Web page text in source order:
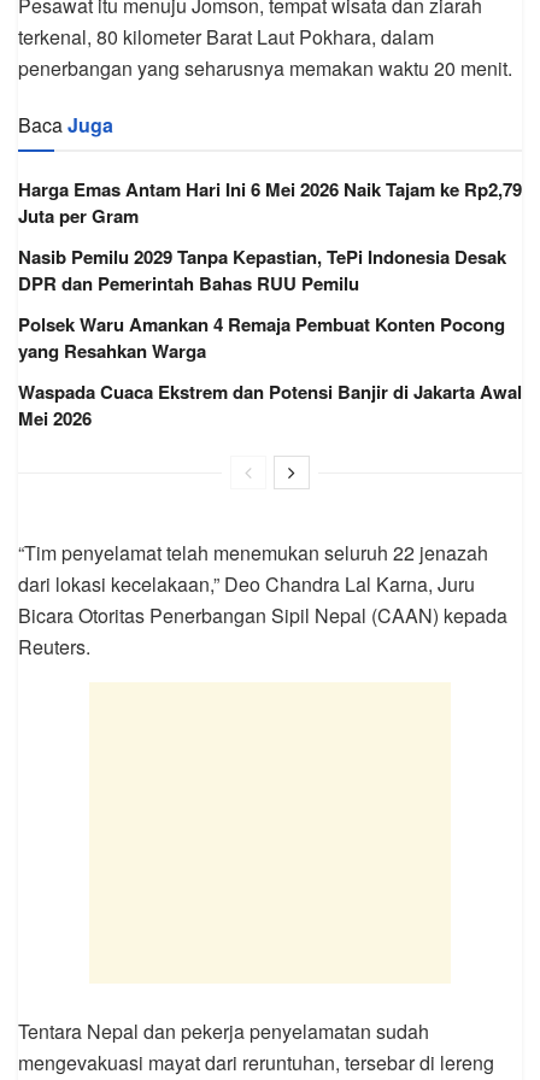
Pesawat itu menuju Jomson, tempat wisata dan ziarah
terkenal, 80 kilometer Barat Laut Pokhara, dalam
penerbangan yang seharusnya memakan waktu 20 menit.
BacaJuga
Harga Emas Antam Hari Ini 6 Mei 2026 Naik Tajam ke Rp2,79
Juta per Gram
Nasib Pemilu 2029 Tanpa Kepastian, TePi Indonesia Desak
DPR dan Pemerintah Bahas RUU Pemilu
Polsek Waru Amankan 4 Remaja Pembuat Konten Pocong
yang Resahkan Warga
Waspada Cuaca Ekstrem dan Potensi Banjir di Jakarta Awal
Mei 2026
“Tim penyelamat telah menemukan seluruh 22 jenazah
dari lokasi kecelakaan,” Deo Chandra Lal Karna, Juru
Bicara Otoritas Penerbangan Sipil Nepal (CAAN) kepada
Reuters.
Tentara Nepal dan pekerja penyelamatan sudah
mengevakuasi mayat dari reruntuhan, tersebar di lereng